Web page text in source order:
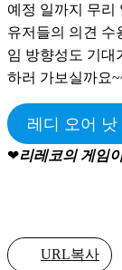
예정 일까지 무리
유저들의 의견 수
임 방향성도 기대
하러 가보실까요
레디 오어
❤리레코의 게임
URL복사